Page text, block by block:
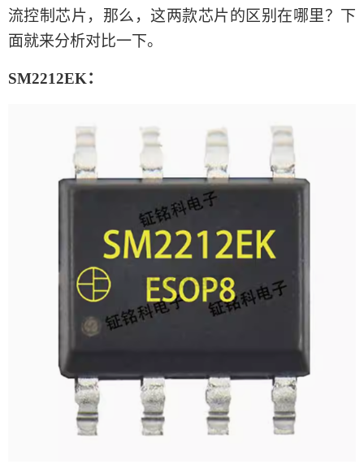
流控制芯片，那么，这两款芯片的区别在哪里？下
面就来分析对比一下。
SM2212EK：